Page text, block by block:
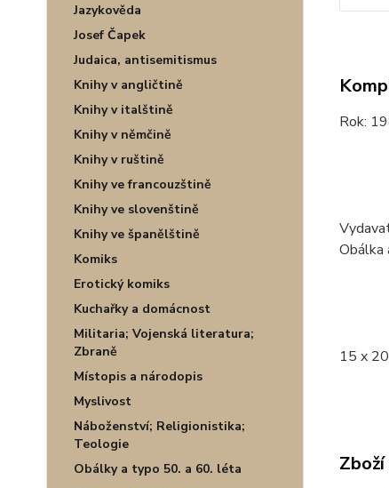
Jazykověda
Josef Čapek
Judaica, antisemitismus
Knihy v angličtině
Knihy v italštině
Knihy v němčině
Knihy v ruštině
Knihy ve francouzštině
Knihy ve slovenštině
Knihy ve španělštině
Komiks
Erotický komiks
Kuchařky a domácnost
Militaria; Vojenská literatura;
Zbraně
Místopis a národopis
Myslivost
Náboženství; Religionistika;
Teologie
Obálky a typo 50. a 60. léta
Rok:
Obálka
15 x